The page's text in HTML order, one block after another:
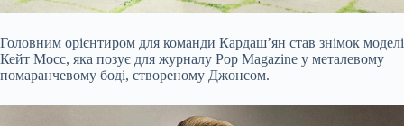
Головним орієнтиром для команди Кардаш’ян став знімок моделі
Кейт Мосс, яка позує для журналу Pop Magazine у металевому
помаранчевому боді, створеному Джонсом.